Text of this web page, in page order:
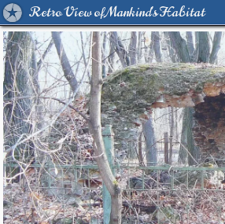
Retro View of Mankind's Habitat